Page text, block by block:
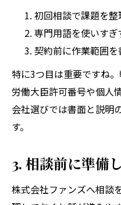
初回相談で課題を
専門用語を使いす
契約前に作業範囲
特に3つ目は重要ですね
労働大臣許可番号や個人
会社選びでは書面と説明
す。
3. 相談前に準備
株式会社ファンズへ相談